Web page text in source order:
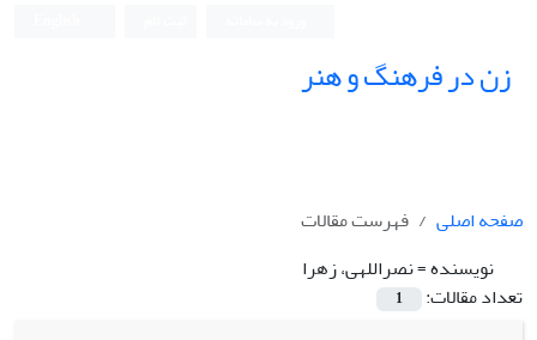
زن در فرهنگ و هنر
صفحه اصلی
فهرست مقالات
نویسنده =نصراللهی، زهرا
تعداد مقالات:
1